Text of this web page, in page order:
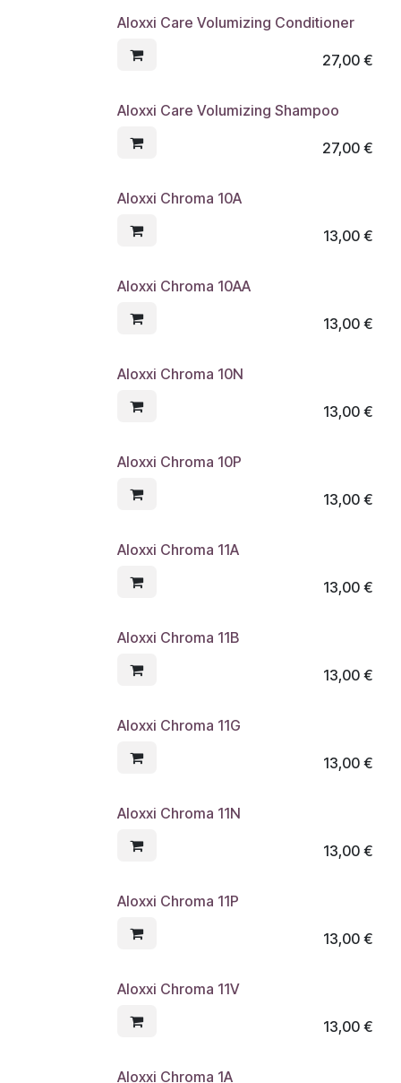
Aloxxi Care Volumizing Conditioner
27,00€
Aloxxi Care Volumizing Shampoo
27,00€
Aloxxi Chroma 10A
13,00€
Aloxxi Chroma 10AA
13,00€
Aloxxi Chroma 10N
13,00€
Aloxxi Chroma 10P
13,00€
Aloxxi Chroma 11A
13,00€
Aloxxi Chroma 11B
13,00€
Aloxxi Chroma 11G
13,00€
Aloxxi Chroma 11N
13,00€
Aloxxi Chroma 11P
13,00€
Aloxxi Chroma 11V
13,00€
Aloxxi Chroma 1A